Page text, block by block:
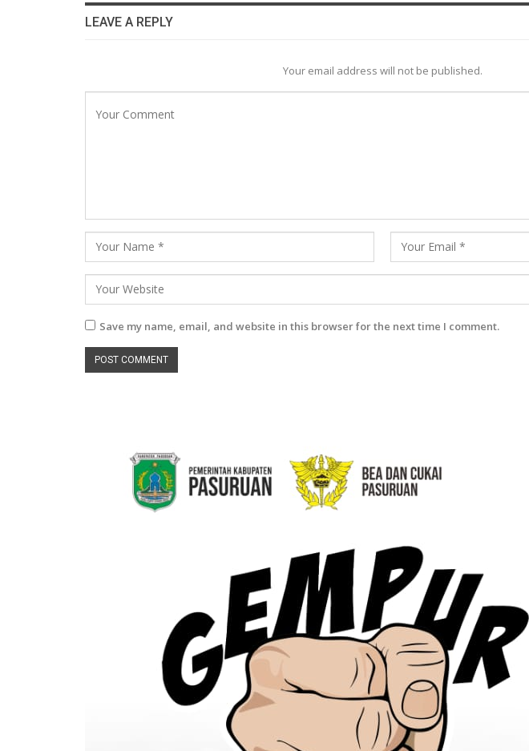
LEAVE A REPLY
Your email address will not be published.
Save my name, email, and website in this browser for the next time I comment.